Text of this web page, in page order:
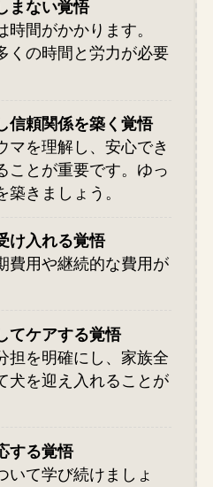
まない覚悟
間がかかります。
くの時間と労力が必要
信頼関係を築く覚悟
マを理解し、安心でき
ことが重要です。ゆっ
築きましょう。
け入れる覚悟
費用や継続的な費用が
てケアする覚悟
担を明確にし、家族全
犬を迎え入れることが
する覚悟
いて学び続けましょ